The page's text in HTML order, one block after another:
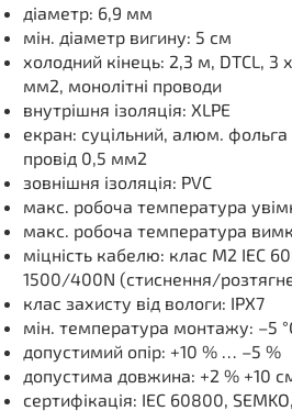
діаметр: 6,9 мм
мін. діаметр вигину: 5 см
холодний кінець: 2,3 м, DTCL, 3
мм2, монолітні проводи
внутрішня ізоляція: XLPE
екран: суцільний, алюм.
провід 0,5 мм2
зовнішня ізоляція: PVC
макс. робоча температура
макс. робоча температура
міцність кабелю: клас М2 IEC
1500/400N (стиснення/
клас захисту від вологи: IPX7
мін. температура монтажу: –5
допустимий опір: +10 % … –5 %
допустима довжина: +2 % +10
сертифікація: IEC 60800,